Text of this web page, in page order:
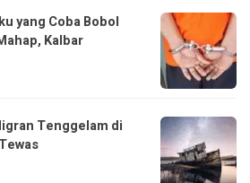
yang Coba Bobol
Kalbar
Tenggelam di